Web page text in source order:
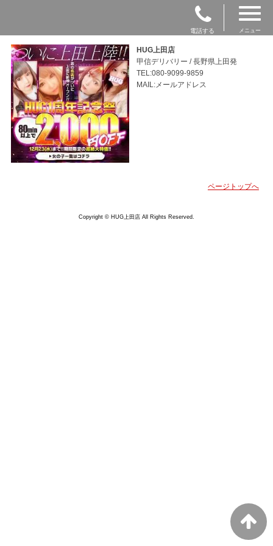
電話する メニュー
HUG上田店
甲信デリバリー / 長野県上田発
TEL:080-9099-9859
MAIL:メールアドレス
ページトップへ
Copyright © HUG上田店 All Rights Reserved.